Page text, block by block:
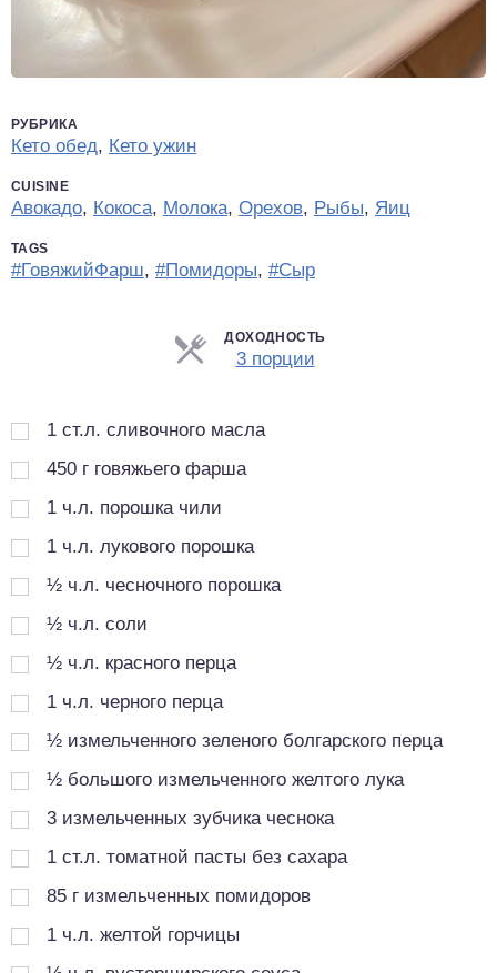
РУБРИКА
Кето обед, Кето ужин
CUISINE
Авокадо, Кокоса, Молока, Орехов, Рыбы, Яиц
TAGS
#ГовяжийФарш, #Помидоры, #Сыр
ДОХОДНОСТЬ
3 порцииПорции
1 ст.л. сливочного масла
450 г говяжьего фарша
1 ч.л. порошка чили
1 ч.л. лукового порошка
½ ч.л. чесночного порошка
½ ч.л. соли
½ ч.л. красного перца
1 ч.л. черного перца
½ измельченного зеленого болгарского перца
½ большого измельченного желтого лука
3 измельченных зубчика чеснока
1 ст.л. томатной пасты без сахара
85 г измельченных помидоров
1 ч.л. желтой горчицы